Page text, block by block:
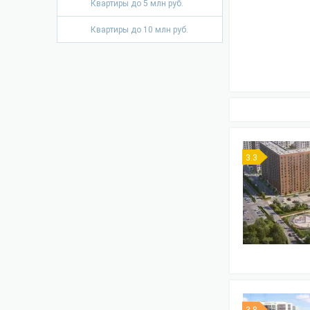
Квартиры до 5 млн руб.
Квартиры до 10 млн руб.
3.3